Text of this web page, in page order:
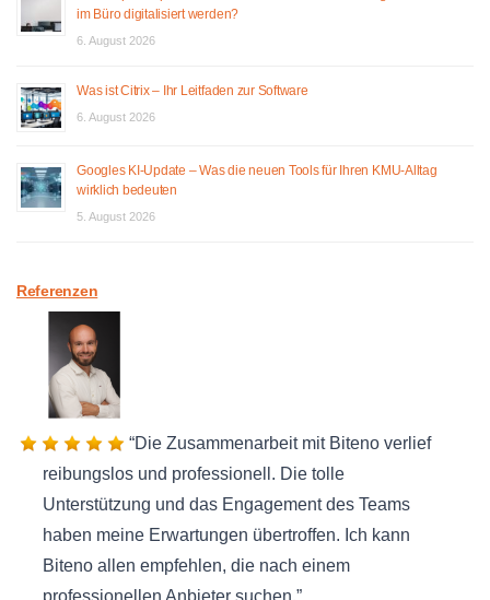
im Büro digitalisiert werden?
6. August 2026
Was ist Citrix – Ihr Leitfaden zur Software
6. August 2026
Googles KI-Update – Was die neuen Tools für Ihren KMU-Alltag
wirklich bedeuten
5. August 2026
Referenzen
Die Zusammenarbeit mit Biteno verlief
reibungslos und professionell. Die tolle
Unterstützung und das Engagement des Teams
haben meine Erwartungen übertroffen. Ich kann
Biteno allen empfehlen, die nach einem
professionellen Anbieter suchen.